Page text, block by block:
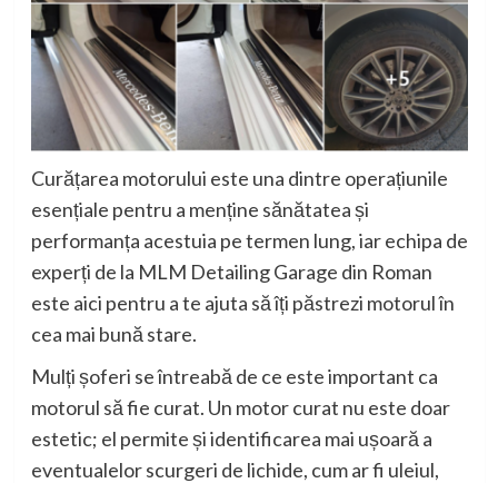
Curățarea motorului este una dintre operațiunile
esențiale pentru a menține sănătatea și
performanța acestuia pe termen lung, iar echipa de
experți de la MLM Detailing Garage din Roman
este aici pentru a te ajuta să îți păstrezi motorul în
cea mai bună stare.
Mulți șoferi se întreabă de ce este important ca
motorul să fie curat. Un motor curat nu este doar
estetic; el permite și identificarea mai ușoară a
eventualelor scurgeri de lichide, cum ar fi uleiul,